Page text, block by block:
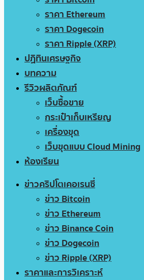
ราคา Ethereum
ราคา Dogecoin
ราคา Ripple (XRP)
ปฏิทินเศรษฐกิจ
บทความ
รีวิวผลิตภัณฑ์
เว็บซื้อขาย
กระเป๋าเก็บเหรียญ
เครื่องขุด
เว็บขุดแบบ Cloud Mining
ห้องเรียน
ข่าวคริปโตเคอเรนซี่
ข่าว Bitcoin
ข่าว Ethereum
ข่าว Binance Coin
ข่าว Dogecoin
ข่าว Ripple (XRP)
ราคาและการวิเคราะห์